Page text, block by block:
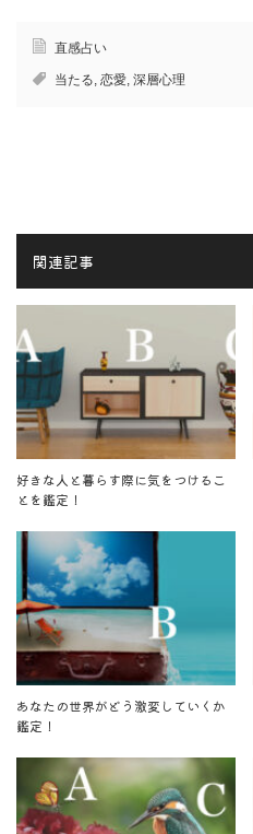
直感占い
当たる, 恋愛, 深層心理
関連記事
好きな人と暮らす際に気をつけるこ
とを鑑定！
あなたの世界がどう激変していくか
鑑定！